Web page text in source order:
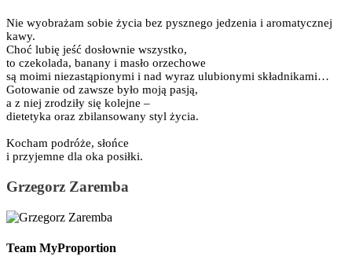
Nie wyobrażam sobie życia bez pysznego jedzenia i aromatycznej
kawy.
Choć lubię jeść dosłownie wszystko,
to czekolada, banany i masło orzechowe
są moimi niezastąpionymi i nad wyraz ulubionymi składnikami…
Gotowanie od zawsze było moją pasją,
a z niej zrodziły się kolejne –
dietetyka oraz zbilansowany styl życia.
Kocham podróże, słońce
i przyjemne dla oka posiłki.
Grzegorz Zaremba
Team MyProportion